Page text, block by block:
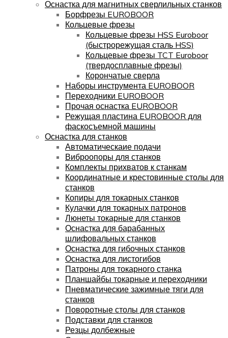
Оснастка для магнитных сверлильных станков
Борфрезы EUROBOOR
Кольцевые фрезы
Кольцевые фрезы HSS Euroboor
(быстрорежущая сталь HSS)
Кольцевые фрезы TCT Euroboor
(твердосплавные фрезы)
Корончатые сверла
Наборы инструмента EUROBOOR
Переходники EUROBOOR
Прочая оснастка EUROBOOR
Режущая пластина EUROBOOR для
фаскосъемной машины
Оснастка для станков
Автоматическаие подачи
Виброопоры для станков
Комплекты прихватов к станкам
Координатные и крестовинные столы для
станков
Копиры для токарных станков
Кулачки для токарных патронов
Люнеты токарные для станков
Оснастка для барабанных
шлифовальных станков
Оснастка для гибочных станков
Оснастка для листогибов
Патроны для токарного станка
Планшайбы токарные и переходники
Пневматические зажимные тяги для
станков
Поворотные столы для станков
Подставки для станков
Резцы долбежные